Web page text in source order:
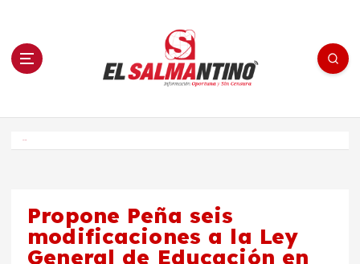
n El Salmantino - medios/noticias/editorial
Propone Peña seis
modificaciones a la Ley
General de Educación en